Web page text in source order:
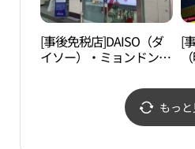
[事後免税店]DAISO（ダ
イソー）・ミョンドン
[
もっと